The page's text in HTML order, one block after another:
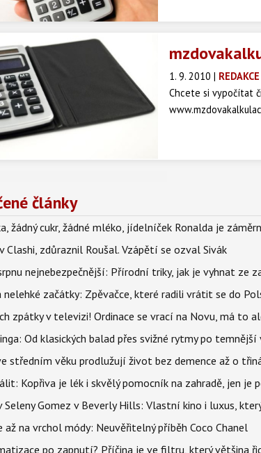
čistou mzdu?
1. 9. 2010 |
Chcete si vypočítat
články
žádný cukr, žádné mléko, jídelníček Ronalda je
Clashi, zdůraznil Roušal. Vzápětí se ozval Sivák
nejnebezpečnější: Přírodní triky, jak je vyhnat ze
nelehké začátky: Zpěvačce, které radili vrátit se do
zpátky v televizi! Ordinace se vrací na Novu, má to
Od klasických balad přes svižné rytmy po
středním věku prodlužují život bez demence až o
Kopřiva je lék i skvělý pomocník na zahradě, jen je
Seleny Gomez v Beverly Hills: Vlastní kino i luxus,
až na vrchol módy: Neuvěřitelný příběh Coco Chanel
po zapnutí? Příčina je ve filtru, který většina